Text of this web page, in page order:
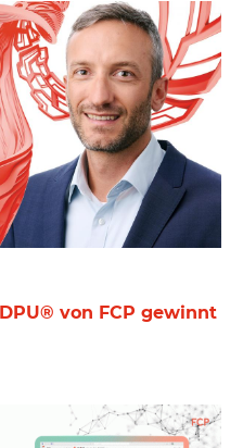
von FCP gewinnt